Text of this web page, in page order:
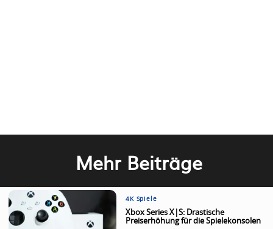
Mehr Beiträge
4K Spiele
Xbox Series X|S: Drastische
Preiserhöhung für die Spielekonsolen